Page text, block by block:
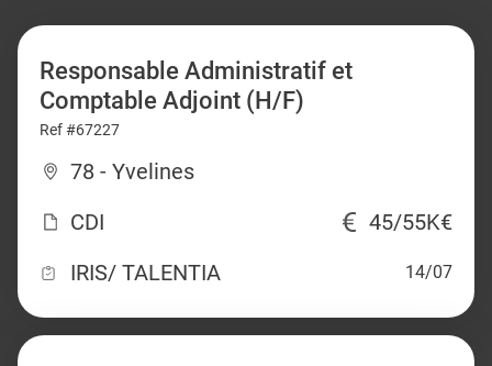
Responsable Administratif et
Comptable Adjoint (H/F)
Ref #67227
78 - Yvelines
CDI
45/55K€
IRIS/ TALENTIA
14/07